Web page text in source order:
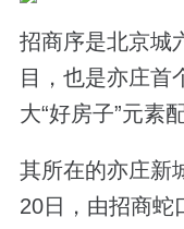
招商序是北京城
目，也是亦庄首
大“好房子”元素
其所在的亦庄新
20日，由招商蛇